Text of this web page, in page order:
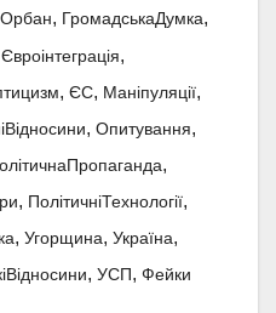
, ГромадськаДумка,
Євроінтеграція,
, ЄС, Маніпуляції,
, Опитування,
,
, ПолітичніТехнології,
, Угорщина, Україна,
, УСП, Фейки